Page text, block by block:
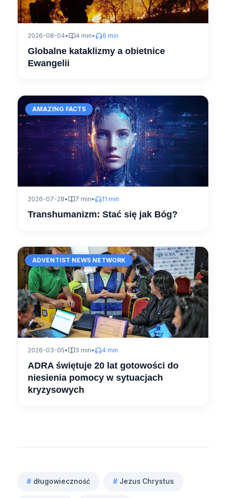
2026-08-04• 4 min• 6 min
Globalne kataklizmy a obietnice
Ewangelii
AMAZING FACTS
2026-07-28• 7 min• 11 min
Transhumanizm: Stać się jak Bóg?
ADVENTIST NEWS NETWORK
2026-03-05• 3 min• 4 min
ADRA świętuje 20 lat gotowości do
niesienia pomocy w sytuacjach
kryzysowych
# długowieczność # Jezus Chrystus